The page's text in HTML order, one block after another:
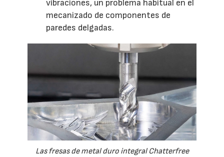
vibraciones, un problema habitual en el
mecanizado de componentes de
paredes delgadas.
Las fresas de metal duro integral Chatterfree